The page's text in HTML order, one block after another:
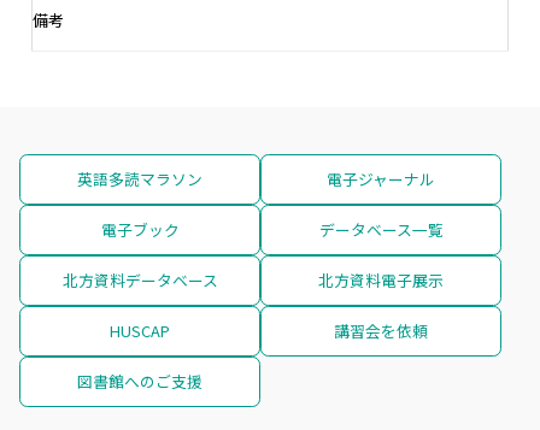
備考
英語多読マラソン 電子ジャーナル
電子ブック データベース一覧
北方資料データベース 北方資料電子展示
HUSCAP 講習会を依頼
図書館へのご支援